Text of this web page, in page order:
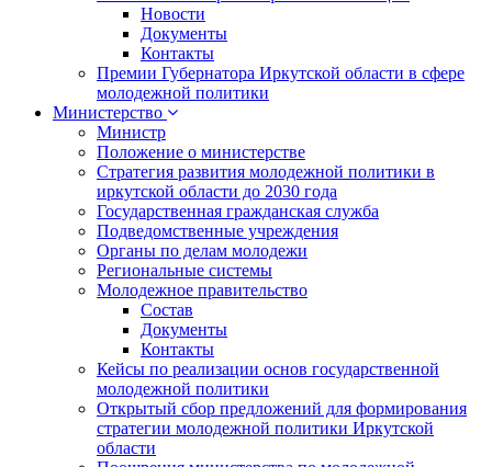
Новости
Документы
Контакты
Премии Губернатора Иркутской области в сфере
молодежной политики
Министерство
Министр
Положение о министерстве
Стратегия развития молодежной политики в
иркутской области до 2030 года
Государственная гражданская служба
Подведомственные учреждения
Органы по делам молодежи
Региональные системы
Молодежное правительство
Состав
Документы
Контакты
Кейсы по реализации основ государственной
молодежной политики
Открытый сбор предложений для формирования
стратегии молодежной политики Иркутской
области